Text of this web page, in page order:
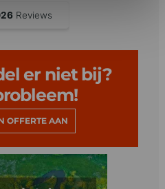
er niet bij?
OFFERTE AAN